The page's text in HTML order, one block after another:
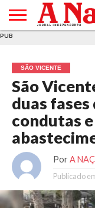
E DE
COOKIES
DE
UTILIZAÇÃO
PUB
SÃO VICENTE
São
duas
condutas
Por A
Publicado